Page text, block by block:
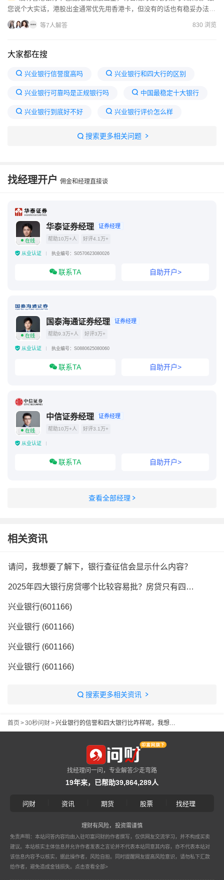
您说个大实话，港股出金通常优先用香港卡，但没有的话也有稳妥办法：
1.先咨询你开户的港股券商，问清楚他们支持哪些无香港卡的出金...
等7人解答 830 浏览
大家都在搜
兴业银行信誉度高吗 兴业银行和四大行的区别
兴业银行可靠吗是正规银行吗 中国最稳定十大银行
兴业银行到底好不好 兴业银行评价怎么样
兴业银行存款安全吗可靠吗
搜索更多相关问题
找经理开户 佣金和经理直接谈
在线
华泰证券经理 证券经理
帮助10万+人 好评4.1万+
从业认证 执业编号：S0570623080026
联系TA 自助开户>
在线
国泰海通证券经理 证券经理
帮助9.3万+人 好评3万+
从业认证 执业编号：S0880625080060
联系TA 自助开户>
在线
中信证券经理 证券经理
帮助10万+人 好评3.1万+
从业认证
联系TA 自助开户>
查看全部经理
相关资讯
请问，我想要了解下，银行查征信会显示什么内容？
2025年四大银行房贷哪个比较容易批？房贷只有四大银行可以贷吗？
兴业银行(601166)
兴业银行 (601166)
兴业银行 (601166)
兴业银行 (601166)
搜索更多相关资讯
首页 >30秒问财> 兴业银行的信誉和四大银行比咋样呢，我想要了解下
找经理问一问，专业解答少走弯路
19年来，已帮助39,864,289人
问财 资讯 期货 股票 找经理
理财有风险，投资需谨慎
免责声明：本站问答内容均由入驻叩富问财的作者撰写，仅供网友交流学习，并不构成买卖
建议。本站核实主体信息并允许作者发表之言论并不代表本站同意其内容，亦不代表本站对
该信息内容予以核实，据此操作者，风险自担。同时提醒网友提高风险意识，请勿私下汇款
给作者，避免造成金钱损失。 点击查看全部>